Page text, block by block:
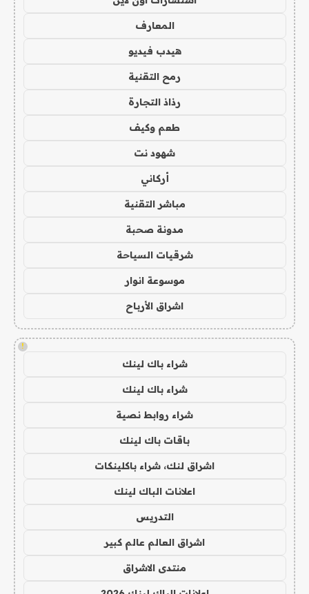
المعارف
هيدب فيديو
رمح التقنية
رذاذ التجارة
طعم وكيف
شهود نت
أركاني
مباشر التقنية
مدونة صحبة
شرقيات السياحة
موسوعة انوار
اشراق الأرباح
!
شراء باك لينك
شراء باك لينك
شراء روابط نصية
باقات باك لينك
اشراق لنك، شراء باكلينكات
اعلانات الباك لينك
التدريس
اشراق العالم عالم كبير
منتدى الاشراق